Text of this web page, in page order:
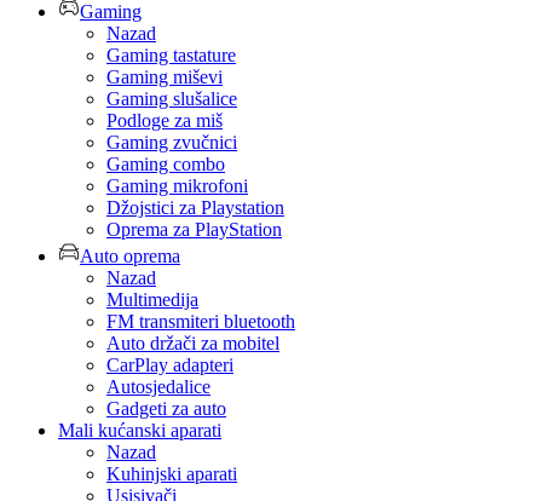
Gaming
Nazad
Gaming tastature
Gaming miševi
Gaming slušalice
Podloge za miš
Gaming zvučnici
Gaming combo
Gaming mikrofoni
Džojstici za Playstation
Oprema za PlayStation
Auto oprema
Nazad
Multimedija
FM transmiteri bluetooth
Auto držači za mobitel
CarPlay adapteri
Autosjedalice
Gadgeti za auto
Mali kućanski aparati
Nazad
Kuhinjski aparati
Usisivači